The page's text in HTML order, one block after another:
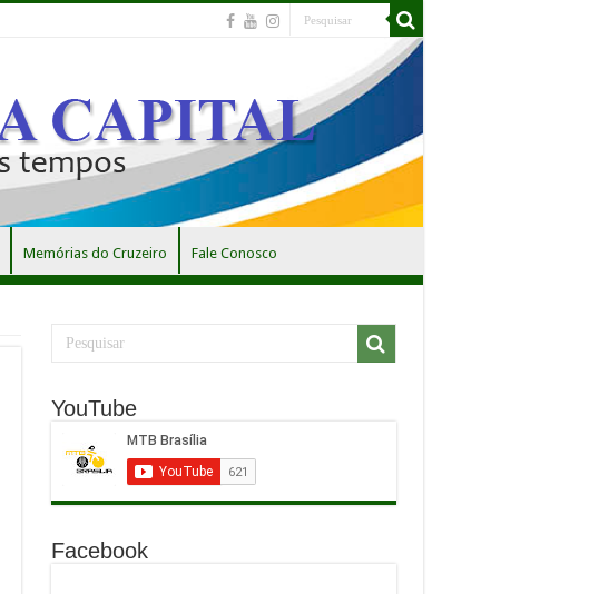
Memórias do Cruzeiro Fale Conosco
YouTube
Facebook